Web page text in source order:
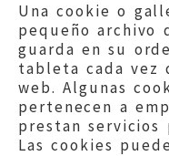
Una cookie o
pequeño archivo
guarda en su
tableta cada vez
web. Algunas
pertenecen a
prestan servicios
Las cookies